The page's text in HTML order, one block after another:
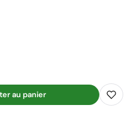
au panier